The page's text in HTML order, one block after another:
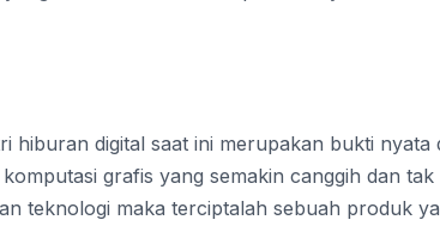
hiburan digital saat ini merupakan bukti nyata
grafis yang semakin canggih dan tak
teknologi maka terciptalah sebuah produk